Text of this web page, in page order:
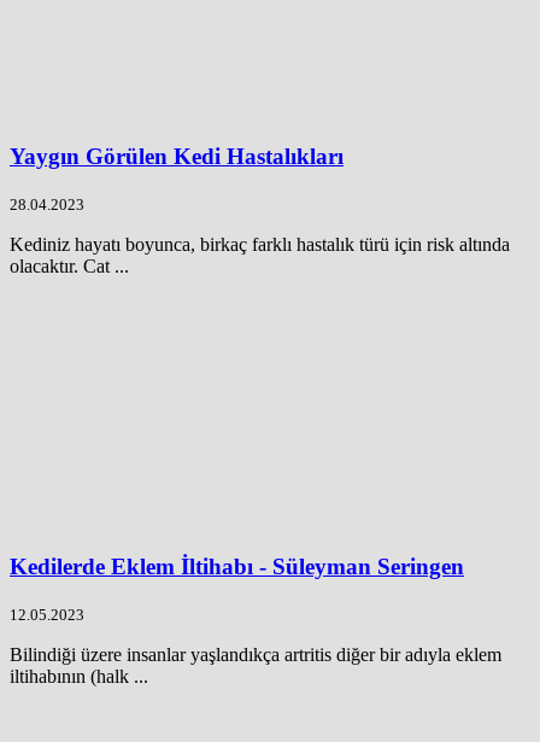
Yaygın Görülen Kedi Hastalıkları
28.04.2023
Kediniz hayatı boyunca, birkaç farklı hastalık türü için risk altında
olacaktır. Cat ...
Kedilerde Eklem İltihabı - Süleyman Seringen
12.05.2023
Bilindiği üzere insanlar yaşlandıkça artritis diğer bir adıyla eklem
iltihabının (halk ...